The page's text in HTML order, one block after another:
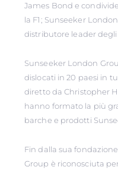
James Bond e
la F1; Sunseeker
distributore leader degli
Sunseeker London
dislocati in 20 paesi in
diretto da Christopher
hanno formato la più
barche e prodotti
Fin dalla sua
Group è riconosciuta